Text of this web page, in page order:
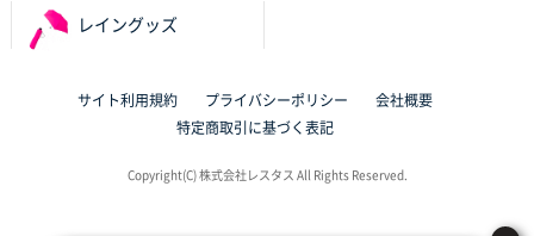
【ポリ袋】特別ご注文ページ
頂きました。 今回も無理を言っておりますが、丁寧な
レイングッズ
サイト利用規約 プライバシーポリシー
会社概要
特定商取引に基づく表記
Copyright(C) 株式会社レスタス All Rights Reserved.